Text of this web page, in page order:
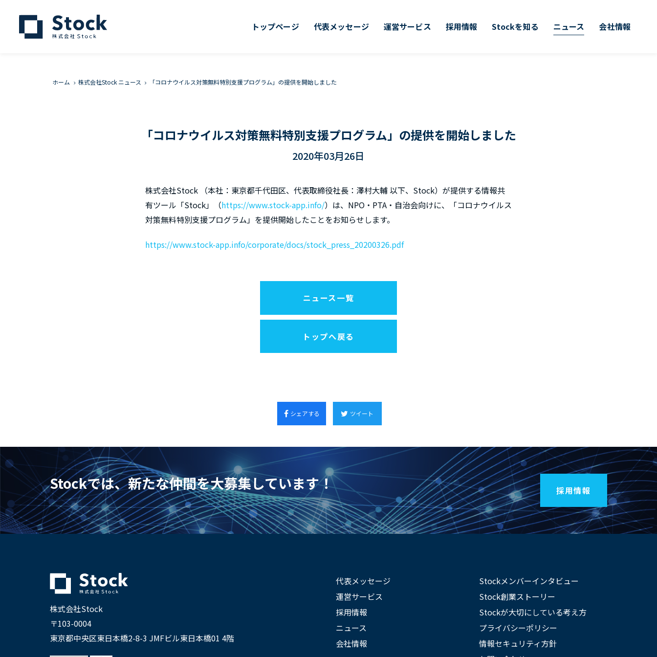
トップページ 代表メッセージ 運営サービス 採用情報 Stockを知る ニュース 会社情報
ホーム 株式会社Stock ニュース 「コロナウイルス対策無料特別支援プログラム」の提供を開始しました
「コロナウイルス対策無料特別支援プログラム」の提供を開始しました
2020年03月26日
株式会社Stock （本社：東京都千代田区、代表取締役社長：澤村大輔 以下、Stock）が提供する情報共
有ツール「Stock」（https://www.stock-app.info/）は、NPO・PTA・自治会向けに、「コロナウイルス
対策無料特別支援プログラム」を提供開始したことをお知らせします。
https://www.stock-app.info/corporate/docs/stock_press_20200326.pdf
ニュース一覧
トップへ戻る
シェアする ツイート
Stockでは、新たな仲間を大募集しています！ 採用情報
株式会社Stock
〒103-0004
東京都中央区東日本橋2-8-3 JMFビル東日本橋01 4階
代表メッセージ
運営サービス
採用情報
ニュース
会社情報
Stockメンバーインタビュー
Stock創業ストーリー
Stockが大切にしている考え方
プライバシーポリシー
情報セキュリティ方針